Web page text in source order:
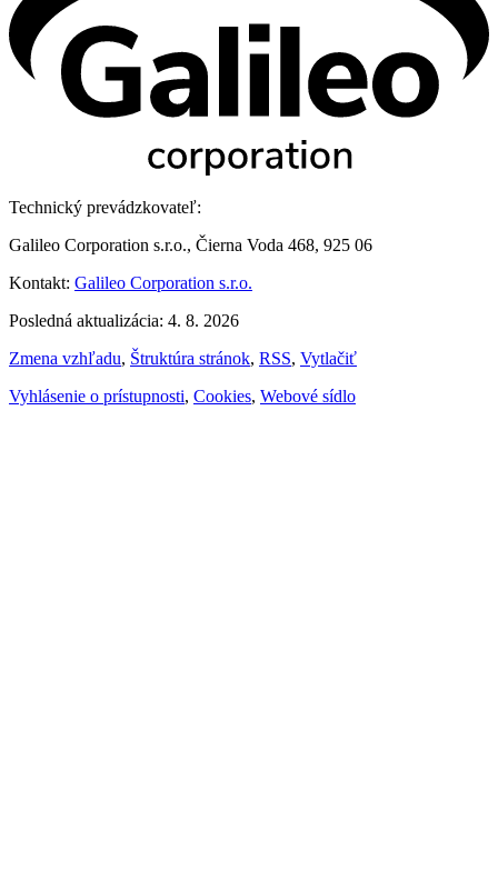
Technický prevádzkovateľ:
Galileo Corporation s.r.o., Čierna Voda 468, 925 06
Kontakt: Galileo Corporation s.r.o.
Posledná aktualizácia: 4. 8. 2026
Zmena vzhľadu, Štruktúra stránok, RSS, Vytlačiť
Vyhlásenie o prístupnosti, Cookies, Webové sídlo